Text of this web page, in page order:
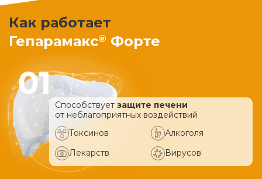
Как работает
Гепарамакс® Форте
Способствует защите печени
от неблагоприятных воздействий
Токсинов
Алкоголя
Лекарств
Вирусов